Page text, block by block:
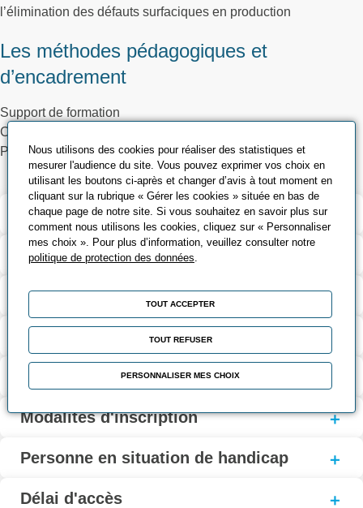
l’élimination des défauts surfaciques en production
Les méthodes pédagogiques et
d’encadrement
Support de formation
Cas pratiques sur pièces
Pédagogie participative
Validation et certification
Contenu de la formation
Modalités d’évaluation
Coût et financement
Modalités d'inscription
Personne en situation de handicap
Délai d'accès
Nous utilisons des cookies pour réaliser des statistiques et
mesurer l'audience du site. Vous pouvez exprimer vos choix en
utilisant les boutons ci-après et changer d’avis à tout moment en
cliquant sur la rubrique « Gérer les cookies » située en bas de
chaque page de notre site. Si vous souhaitez en savoir plus sur
comment nous utilisons les cookies, cliquez sur « Personnaliser
mes choix ». Pour plus d’information, veuillez consulter notre
politique de protection des données
TOUT ACCEPTER
TOUT REFUSER
PERSONNALISER MES CHOIX